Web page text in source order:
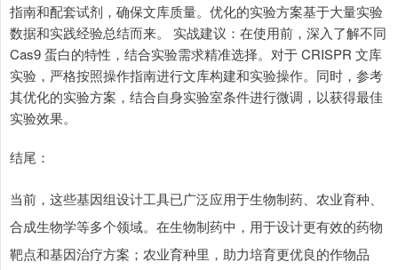
指南和配套试剂，确保文库质量。优化的实验方案基于大量实验
数据和实践经验总结而来。 实战建议：在使用前，深入了解不同
Cas9 蛋白的特性，结合实验需求精准选择。对于 CRISPR 文库
实验，严格按照操作指南进行文库构建和实验操作。同时，参考
其优化的实验方案，结合自身实验室条件进行微调，以获得最佳
实验效果。
结尾：
当前，这些基因组设计工具已广泛应用于生物制药、农业育种、
合成生物学等多个领域。在生物制药中，用于设计更有效的药物
靶点和基因治疗方案；农业育种里，助力培育更优良的作物品